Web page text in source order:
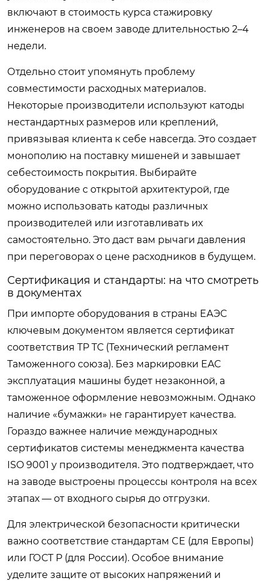
включают в стоимость курса стажировку
инженеров на своем заводе длительностью 2–4
недели.
Отдельно стоит упомянуть проблему
совместимости расходных материалов.
Некоторые производители используют катоды
нестандартных размеров или креплений,
привязывая клиента к себе навсегда. Это создает
монополию на поставку мишеней и завышает
себестоимость покрытия. Выбирайте
оборудование с открытой архитектурой, где
можно использовать катоды различных
производителей или изготавливать их
самостоятельно. Это даст вам рычаги давления
при переговорах о цене расходников в будущем.
Сертификация и стандарты: на что смотреть
в документах
При импорте оборудования в страны ЕАЭС
ключевым документом является сертификат
соответствия ТР ТС (Технический регламент
Таможенного союза). Без маркировки EAC
эксплуатация машины будет незаконной, а
таможенное оформление невозможным. Однако
наличие «бумажки» не гарантирует качества.
Гораздо важнее наличие международных
сертификатов системы менеджмента качества
ISO 9001 у производителя. Это подтверждает, что
на заводе выстроены процессы контроля на всех
этапах — от входного сырья до отгрузки.
Для электрической безопасности критически
важно соответствие стандартам CE (для Европы)
или ГОСТ Р (для России). Особое внимание
уделите защите от высоких напряжений и